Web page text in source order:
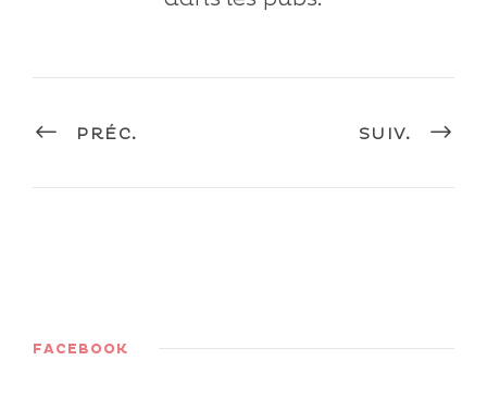
PRÉC. SUIV.
FACEBOOK